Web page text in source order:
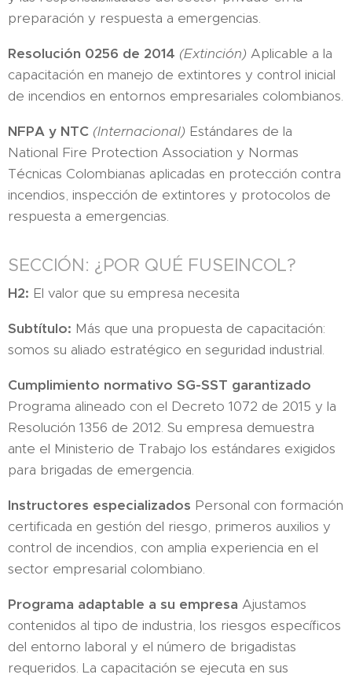
preparación y respuesta a emergencias.
Resolución 0256 de 2014 (Extinción) Aplicable a la
capacitación en manejo de extintores y control inicial
de incendios en entornos empresariales colombianos.
NFPA y NTC (Internacional) Estándares de la
National Fire Protection Association y Normas
Técnicas Colombianas aplicadas en protección contra
incendios, inspección de extintores y protocolos de
respuesta a emergencias.
SECCIÓN: ¿POR QUÉ FUSEINCOL?
H2: El valor que su empresa necesita
Subtítulo: Más que una propuesta de capacitación:
somos su aliado estratégico en seguridad industrial.
Cumplimiento normativo SG-SST garantizado
Programa alineado con el Decreto 1072 de 2015 y la
Resolución 1356 de 2012. Su empresa demuestra
ante el Ministerio de Trabajo los estándares exigidos
para brigadas de emergencia.
Instructores especializados Personal con formación
certificada en gestión del riesgo, primeros auxilios y
control de incendios, con amplia experiencia en el
sector empresarial colombiano.
Programa adaptable a su empresa Ajustamos
contenidos al tipo de industria, los riesgos específicos
del entorno laboral y el número de brigadistas
requeridos. La capacitación se ejecuta en sus